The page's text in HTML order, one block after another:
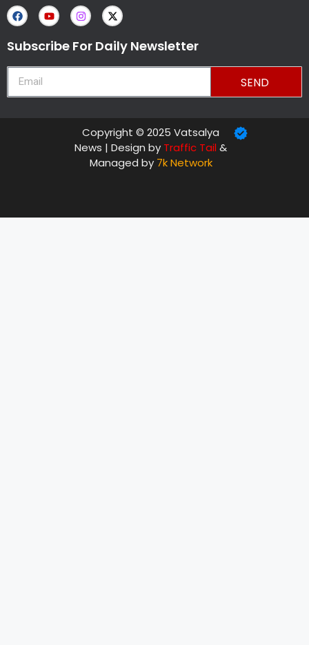
Subscribe For Daily Newsletter
SEND
Copyright © 2025 Vatsalya
News | Design by Traffic Tail&
Managed by 7k Network